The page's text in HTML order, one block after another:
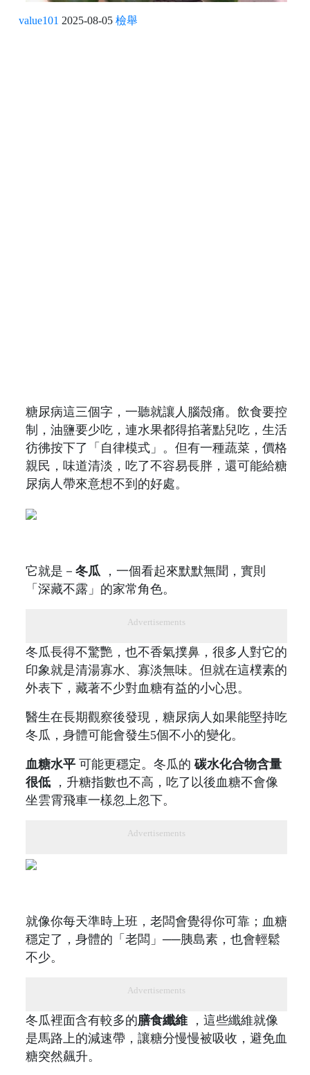
value101 2025-08-05 檢舉
糖尿病這三個字，一聽就讓人腦殼痛。飲食要控
制，油鹽要少吃，連水果都得掐著點兒吃，生活
彷彿按下了「自律模式」。但有一種蔬菜，價格
親民，味道清淡，吃了不容易長胖，還可能給糖
尿病人帶來意想不到的好處。
它就是－ 冬瓜 ，一個看起來默默無聞，實則
「深藏不露」的家常角色。
Advertisements
冬瓜長得不驚艷，也不香氣撲鼻，很多人對它的
印象就是清湯寡水、寡淡無味。但就在這樸素的
外表下，藏著不少對血糖有益的小心思。
醫生在長期觀察後發現，糖尿病人如果能堅持吃
冬瓜，身體可能會發生5個不小的變化。
血糖水平 可能更穩定。冬瓜的 碳水化合物含量
很低 ，升糖指數也不高，吃了以後血糖不會像
坐雲霄飛車一樣忽上忽下。
Advertisements
就像你每天準時上班，老闆會覺得你可靠；血糖
穩定了，身體的「老闆」──胰島素，也會輕鬆
不少。
Advertisements
冬瓜裡面含有較多的膳食纖維 ，這些纖維就像
是馬路上的減速帶，讓糖分慢慢被吸收，避免血
糖突然飆升。